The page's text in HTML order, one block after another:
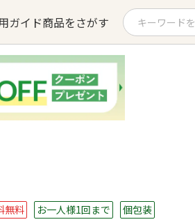
お役立ちコラム
レシピ
ガイド商品をさがす
からだにいいもの
おやつ
無料 お一人様1回まで 個包装